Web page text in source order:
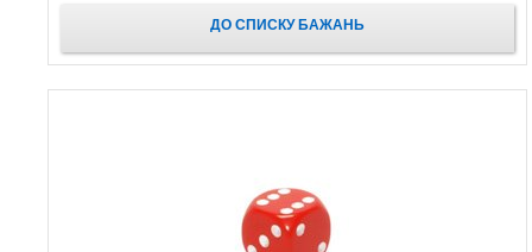
ДО СПИСКУ БАЖАНЬ